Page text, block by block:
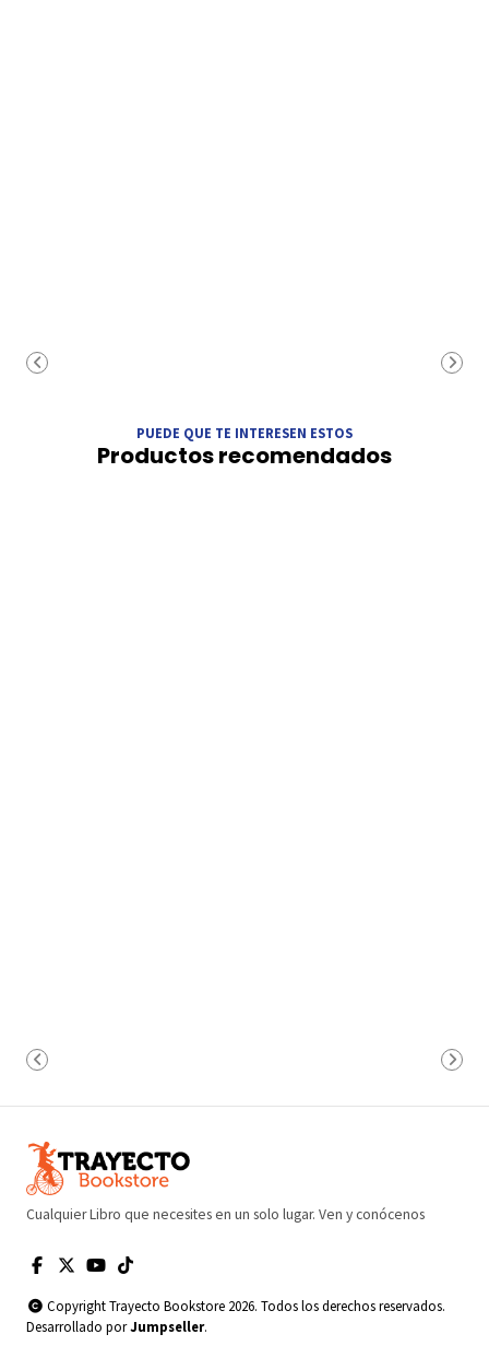
PUEDE QUE TE INTERESEN ESTOS
Productos recomendados
Cualquier Libro que necesites en un solo lugar. Ven y conócenos
Copyright Trayecto Bookstore 2026. Todos los derechos reservados.
Desarrollado porJumpseller.